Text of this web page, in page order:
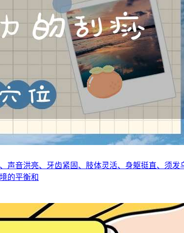
声音洪亮、牙齿紧固、肢体灵活、身躯挺直、须
的平衡和